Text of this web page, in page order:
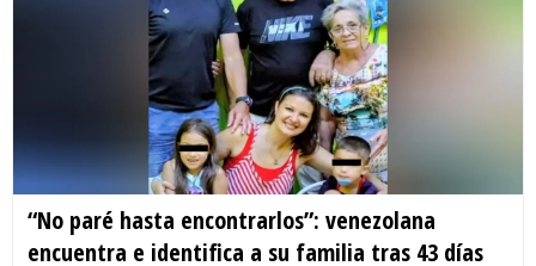
“No paré hasta encontrarlos”: venezolana
encuentra e identifica a su familia tras 43 días